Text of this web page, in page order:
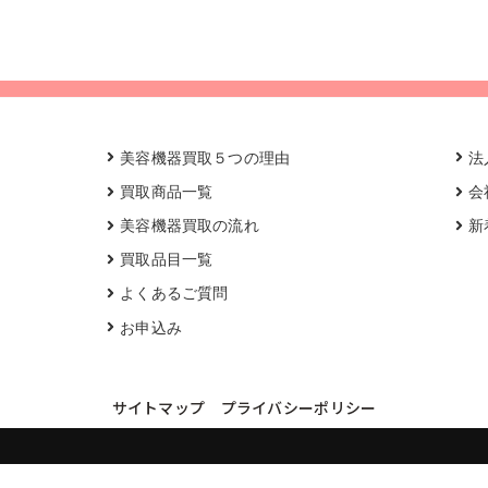
美容機器買取５つの理由
買取商品一覧
美容機器買取の流れ
買取品目一覧
よくあるご質問
お申込み
法
会
新
サイトマップ プライバシーポリシー